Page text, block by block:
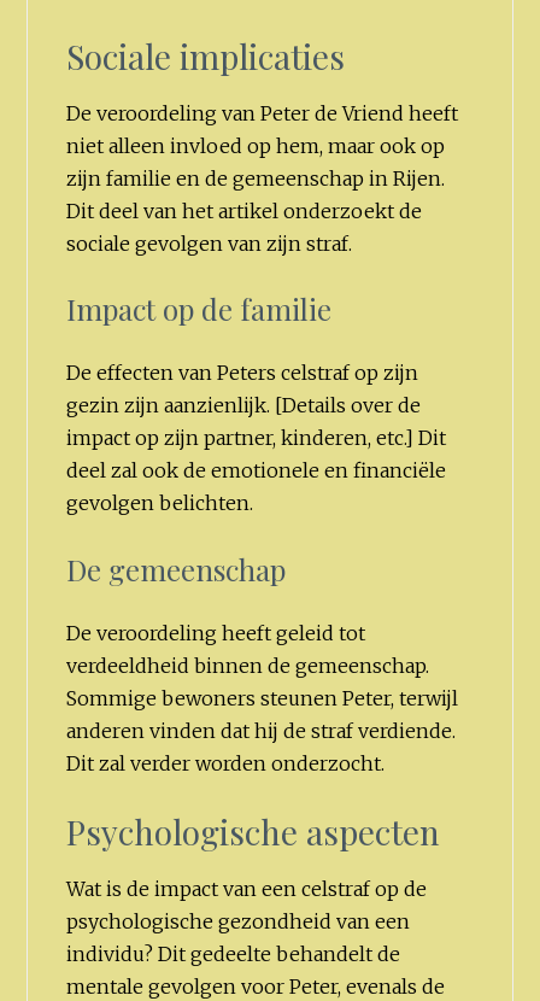
Sociale implicaties
De veroordeling van Peter de Vriend heeft
niet alleen invloed op hem, maar ook op
zijn familie en de gemeenschap in Rijen.
Dit deel van het artikel onderzoekt de
sociale gevolgen van zijn straf.
Impact op de familie
De effecten van Peters celstraf op zijn
gezin zijn aanzienlijk. [Details over de
impact op zijn partner, kinderen, etc.] Dit
deel zal ook de emotionele en financiële
gevolgen belichten.
De gemeenschap
De veroordeling heeft geleid tot
verdeeldheid binnen de gemeenschap.
Sommige bewoners steunen Peter, terwijl
anderen vinden dat hij de straf verdiende.
Dit zal verder worden onderzocht.
Psychologische aspecten
Wat is de impact van een celstraf op de
psychologische gezondheid van een
individu? Dit gedeelte behandelt de
mentale gevolgen voor Peter, evenals de